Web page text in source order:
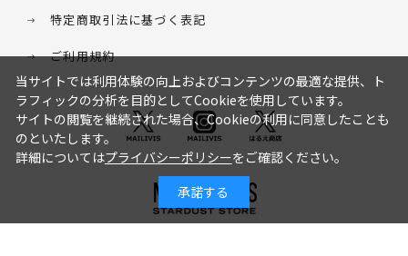
特定商取引法に基づく表記
ご利用規約
当サイトでは利用体験の向上およびコンテンツの最適な提供、ト
ラフィックの分析を目的としてCookieを使用しています。
サイトの閲覧を継続された場合、Cookieの利用に同意したことも
のといたします。
詳細についてはプライバシーポリシーをご確認ください。
承諾する